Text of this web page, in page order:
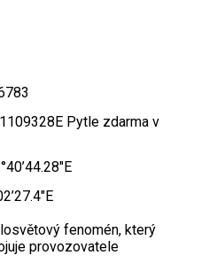
Pytle zdarma v
fenomén, který
provozovatele